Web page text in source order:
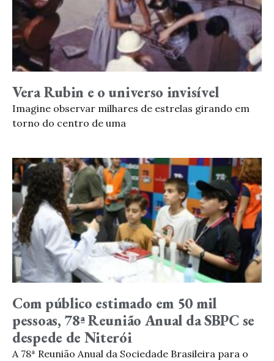
Vera Rubin e o universo invisível
Imagine observar milhares de estrelas girando em
torno do centro de uma
Com público estimado em 50 mil
pessoas, 78ª Reunião Anual da SBPC se
despede de Niterói
A 78ª Reunião Anual da Sociedade Brasileira para o